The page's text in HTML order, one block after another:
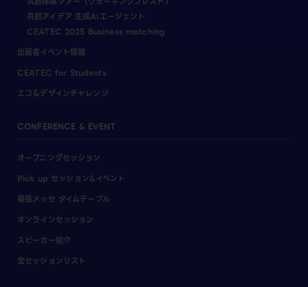
共創アイデア 生成AIエージェント
CEATEC 2025 Business matching
出展者イベント情報
CEATEC for Students
エコ＆デザインチャレンジ
CONFERENCE & EVENT
オープニングセッション
Pick up セッション&イベント
幕張メッセ タイムテーブル
オンラインセッション
スピーカー紹介
全セッションリスト